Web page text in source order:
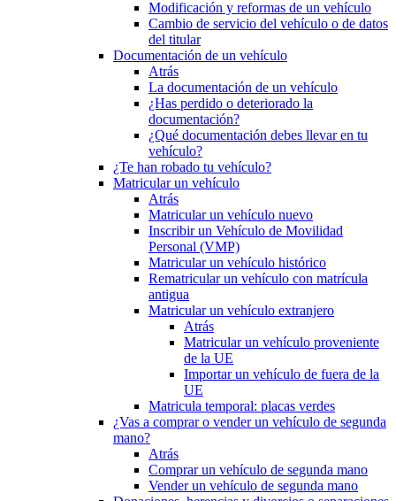
Modificación y reformas de un vehículo
Cambio de servicio del vehículo o de datos
del titular
Documentación de un vehículo
Atrás
La documentación de un vehículo
¿Has perdido o deteriorado la
documentación?
¿Qué documentación debes llevar en tu
vehículo?
¿Te han robado tu vehículo?
Matricular un vehículo
Atrás
Matricular un vehículo nuevo
Inscribir un Vehículo de Movilidad
Personal (VMP)
Matricular un vehículo histórico
Rematricular un vehículo con matrícula
antigua
Matricular un vehículo extranjero
Atrás
Matricular un vehículo proveniente
de la UE
Importar un vehículo de fuera de la
UE
Matricula temporal: placas verdes
¿Vas a comprar o vender un vehículo de segunda
mano?
Atrás
Comprar un vehículo de segunda mano
Vender un vehículo de segunda mano